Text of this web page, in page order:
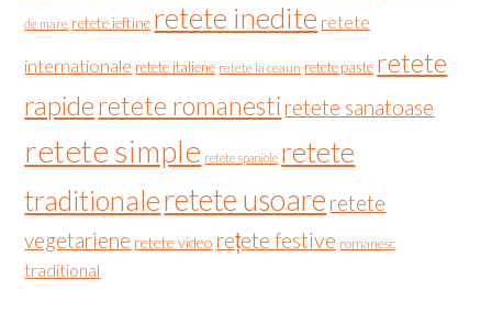
de mare retete ieftine retete inedite retete
internationale retete italiene retete la ceaun retete paste retete
rapideretete romanesti retete sanatoase
retete simple retete spaniole retete
traditionaleretete usoare retete
vegetariene retete video rețete festive romanesc
traditional